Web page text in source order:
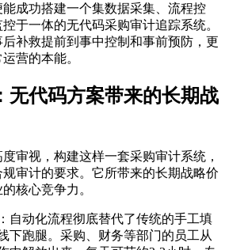
成功搭建一个集数据采集、流程控
于一体的无代码采购审计追踪系统。
补救提前到事中控制和事前预防，更
营的本能。
无代码方案带来的长期战
审视，构建这样一套采购审计系统，
审计的要求。它所带来的长期战略价
核心竞争力。
：自动化流程彻底替代了传统的手工填
下跑腿。采购、财务等部门的员工从